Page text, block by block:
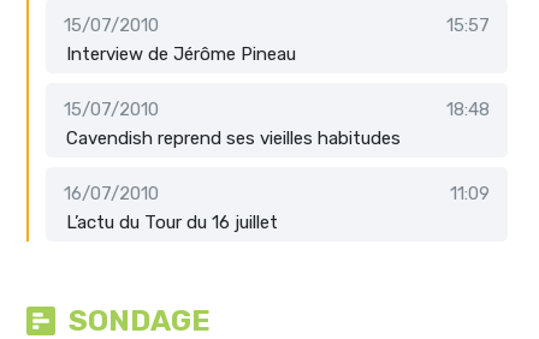
15/07/2010
15:57
Interview de Jérôme Pineau
15/07/2010
18:48
Cavendish reprend ses vieilles habitudes
16/07/2010
11:09
L’actu du Tour du 16 juillet
SONDAGE